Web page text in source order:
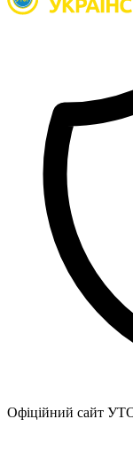
Атестація
Офіційний сайт